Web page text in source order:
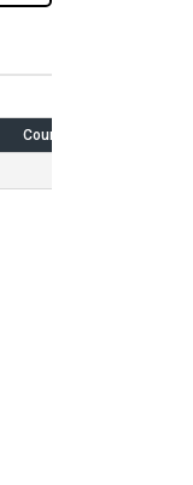
Court